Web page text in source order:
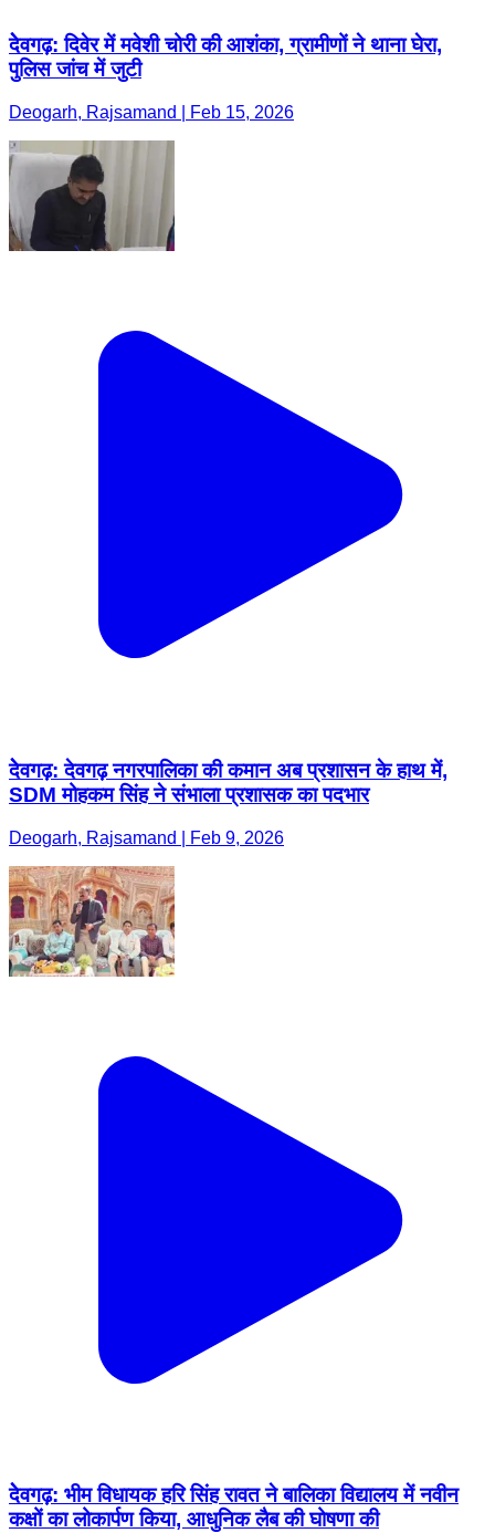
देेवगढ़: दिवेर में मवेशी चोरी की आशंका, ग्रामीणों ने थाना घेरा,
पुलिस जांच में जुटी
Deogarh, Rajsamand | Feb 15, 2026
देेवगढ़: देवगढ़ नगरपालिका की कमान अब प्रशासन के हाथ में,
SDM मोहकम सिंह ने संभाला प्रशासक का पदभार
Deogarh, Rajsamand | Feb 9, 2026
देेवगढ़: भीम विधायक हरि सिंह रावत ने बालिका विद्यालय में नवीन
कक्षों का लोकार्पण किया, आधुनिक लैब की घोषणा की